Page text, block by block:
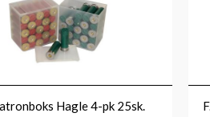
Hagle 4-pk 25sk.